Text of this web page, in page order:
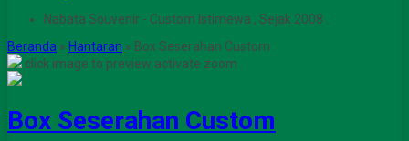
Nabata Souvenir - Custom Istimewa , Sejak 2008 .
Beranda » Hantaran » Box Seserahan Custom
click image to preview activate zoom
Box Seserahan Custom